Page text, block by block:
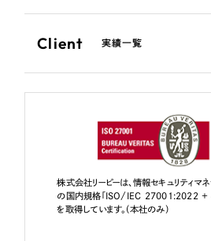
Client 実績一覧
株式会社リーピーは、情報セキュリティマネ
の国内規格「ISO/IEC 27001:2022 +
を取得しています。（本社のみ）